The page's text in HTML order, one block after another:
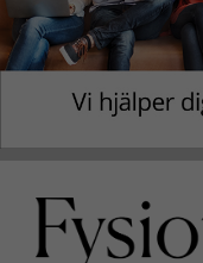
innehållet